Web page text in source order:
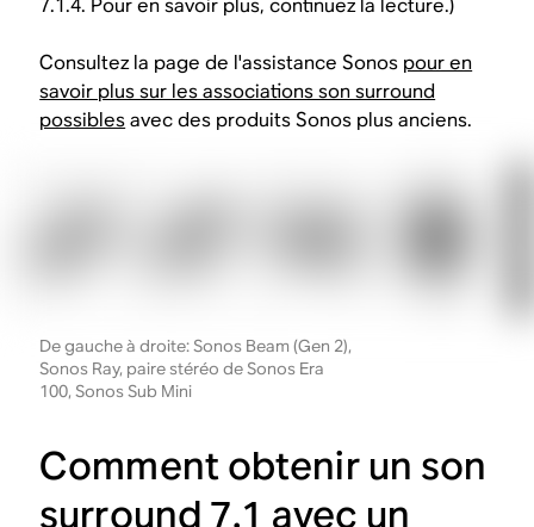
7.1.4. Pour en savoir plus, continuez la lecture.)
Consultez la page de l'assistance Sonos pour en
savoir plus sur les associations son surround
possiblesavec des produits Sonos plus anciens.
De gauche à droite: Sonos Beam (Gen 2),
Sonos Ray, paire stéréo de Sonos Era
100, Sonos Sub Mini
Comment obtenir un son
surround 7.1 avec un